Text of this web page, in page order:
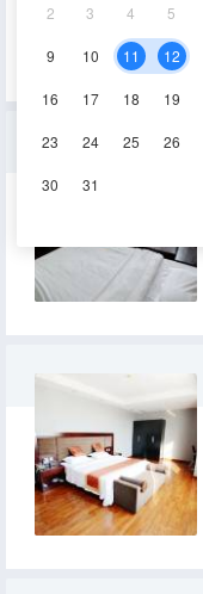
2 3 4 5
9 10 11 12
16 17 18 19
23 24 25 26
30 31